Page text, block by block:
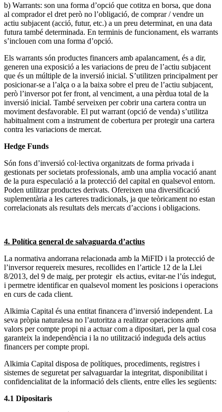
b) Warrants: son una forma d’opció que cotitza en borsa, que dona
al comprador el dret però no l’obligació, de comprar / vendre un
actiu subjacent (acció, futur, etc.) a un preu determinat, en una data
futura també determinada. En terminis de funcionament, els warrants
s’inclouen com una forma d’opció.
Els warrants són productes financers amb apalancament, és a dir,
generen una exposició a les variacions de preu de l’actiu subjacent
que és un múltiple de la inversió inicial. S’utilitzen principalment per
posicionar-se a l’alça o a la baixa sobre el preu de l’actiu subjacent,
però l’inversor pot fer front, al venciment, a una pèrdua total de la
inversió inicial. També serveixen per cobrir una cartera contra un
moviment desfavorable. El put warrant (opció de venda) s’utilitza
habitualment com a instrument de cobertura per protegir una cartera
contra les variacions de mercat.
Hedge Funds
Són fons d’inversió col·lectiva organitzats de forma privada i
gestionats per societats professionals, amb una amplia vocació anant
de la pura especulació a la protecció del capital en qualsevol entorn.
Poden utilitzar productes derivats. Ofereixen una diversificació
suplementària a les carteres tradicionals, ja que teòricament no estan
correlacionats als resultats dels mercats d’accions i obligacions.
4. Política general de salvaguarda d’actius
La normativa andorrana relacionada amb la MiFID i la protecció de
l’inversor requereix mesures, recollides en l’article 12 de la Llei
8/2013, del 9 de maig, per protegir els actius, evitar-ne l’ús indegut,
i permetre identificar en qualsevol moment les posicions i operacions
en curs de cada client.
Alkimia Capital és una entitat financera d’inversió independent. La
seva pròpia naturalesa no l’autoritza a realitzar operacions amb
valors per compte propi ni a actuar com a dipositari, per la qual cosa
garanteix la independència i la no utilització indeguda dels actius
financers per compte propi.
Alkimia Capital disposa de polítiques, procediments, registres i
sistemes de seguretat per salvaguardar la integritat, disponibilitat i
confidencialitat de la informació dels clients, entre elles les següents:
4.1 Dipositaris